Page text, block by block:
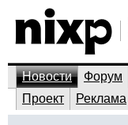
Новости Форум
Проект
Реклама